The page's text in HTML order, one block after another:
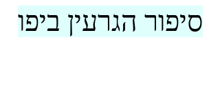
סיפור הגרעין ביפו